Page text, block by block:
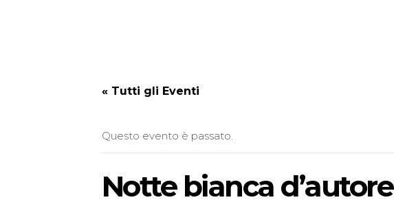
« Tutti gli Eventi
Questo evento è passato.
Notte bianca d’autore